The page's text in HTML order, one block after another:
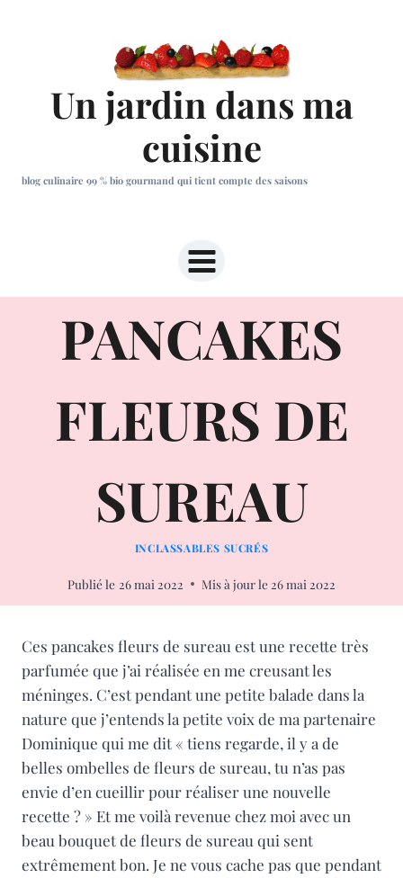
Un jardin dans ma
cuisine
blog culinaire 99 % bio gourmand qui tient compte des saisons
PANCAKES
FLEURS DE
SUREAU
INCLASSABLES SUCRÉS
Publié le 26 mai 2022 Mis à jour le 26 mai 2022
Ces pancakes fleurs de sureau est une recette très
parfumée que j’ai réalisée en me creusant les
méninges. C’est pendant une petite balade dans la
nature que j’entends la petite voix de ma partenaire
Dominique qui me dit « tiens regarde, il y a de
belles ombelles de fleurs de sureau, tu n’as pas
envie d’en cueillir pour réaliser une nouvelle
recette ? » Et me voilà revenue chez moi avec un
beau bouquet de fleurs de sureau qui sent
extrêmement bon. Je ne vous cache pas que pendant